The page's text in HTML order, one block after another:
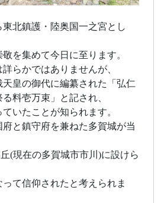
北鎮護・陸奥国一之宮とし
を集めて今日に至ります。
らかではありませんが、
皇の御代に編纂された「弘仁
料壱万束」と記され、
いたことが知られます。
と鎮守府を兼ねた多賀城が当
(現在の多賀城市市川)に設けら
て信仰されたと考えられま